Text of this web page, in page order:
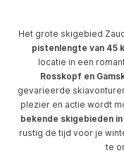
Het grote skigebied
pistenlengte van 45
locatie in een
Rosskopf en
gevarieerde
plezier en actie wordt
bekende skigebieden in
rustig de tijd voor je
te